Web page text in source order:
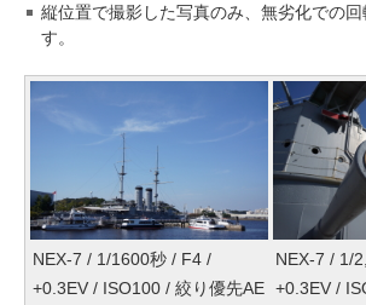
縦位置で撮影した写真のみ、無劣化での
す。
NEX-7 / 1/1600秒 / F4 /
+0.3EV / ISO100 / 絞り優先AE
NEX-7 / 1/
+0.3EV /